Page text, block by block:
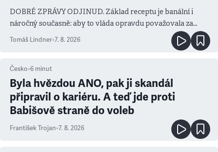
DOBRÉ ZPRÁVY ODJINUD. Základ receptu je banální i
náročný současně: aby to vláda opravdu považovala za
prioritu
Tomáš Lindner•7. 8. 2026
Česko•6 minut
Byla hvězdou ANO, pak ji skandál
připravil o kariéru. A teď jde proti
Babišově straně do voleb
František Trojan•7. 8. 2026